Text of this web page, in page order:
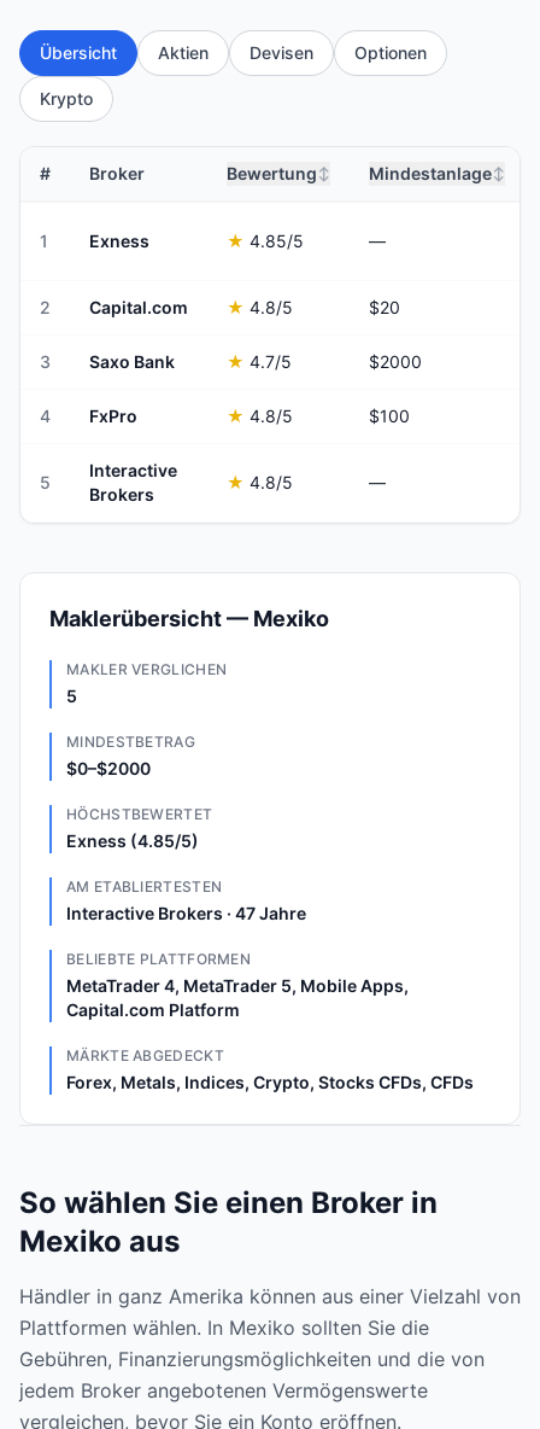
Übersicht Aktien Devisen Optionen
Krypto
# Broker Bewertung ↕ Mindestanlage↕
1 Exness ★ 4.85/5 —
2 Capital.com ★ 4.8/5 $20
3 Saxo Bank ★ 4.7/5 $2000
4 FxPro ★ 4.8/5 $100
5
Interactive
Brokers
★ 4.8/5 —
Maklerübersicht — Mexiko
MAKLER VERGLICHEN
5
MINDESTBETRAG
$0–$2000
HÖCHSTBEWERTET
Exness (4.85/5)
AM ETABLIERTESTEN
Interactive Brokers · 47 Jahre
BELIEBTE PLATTFORMEN
MetaTrader 4, MetaTrader 5, Mobile Apps,
Capital.com Platform
MÄRKTE ABGEDECKT
Forex, Metals, Indices, Crypto, Stocks CFDs, CFDs
So wählen Sie einen Broker in
Mexiko aus
Händler in ganz Amerika können aus einer Vielzahl von
Plattformen wählen. In Mexiko sollten Sie die
Gebühren, Finanzierungsmöglichkeiten und die von
jedem Broker angebotenen Vermögenswerte
vergleichen, bevor Sie ein Konto eröffnen.